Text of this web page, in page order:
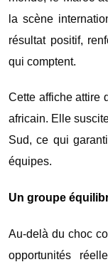
la scène
résultat positif,
qui comptent.
Cette affiche attire
africain. Elle
Sud, ce qui
équipes.
Un groupe
Au-delà du choc
opportunités